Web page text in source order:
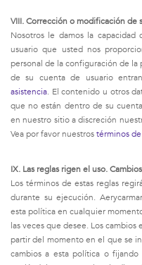
VIII. Corrección o modificación de
Nosotros le damos la
usuario que usted nos
personal de la configuración de la
de su cuenta de usuario
asistencia. El contenido u otros
que no están dentro de su
en nuestro sitio a discreción
Vea por favor nuestrostérminos
IX. Las reglas rigen el uso.
Los términos de estas reglas
durante su ejecución.
esta política en cualquier
las veces que desee. Los
partir del momento en el que se
cambios a esta política o